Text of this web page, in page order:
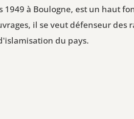
1949 à Boulogne, est un haut
il se veut défenseur
du pays.